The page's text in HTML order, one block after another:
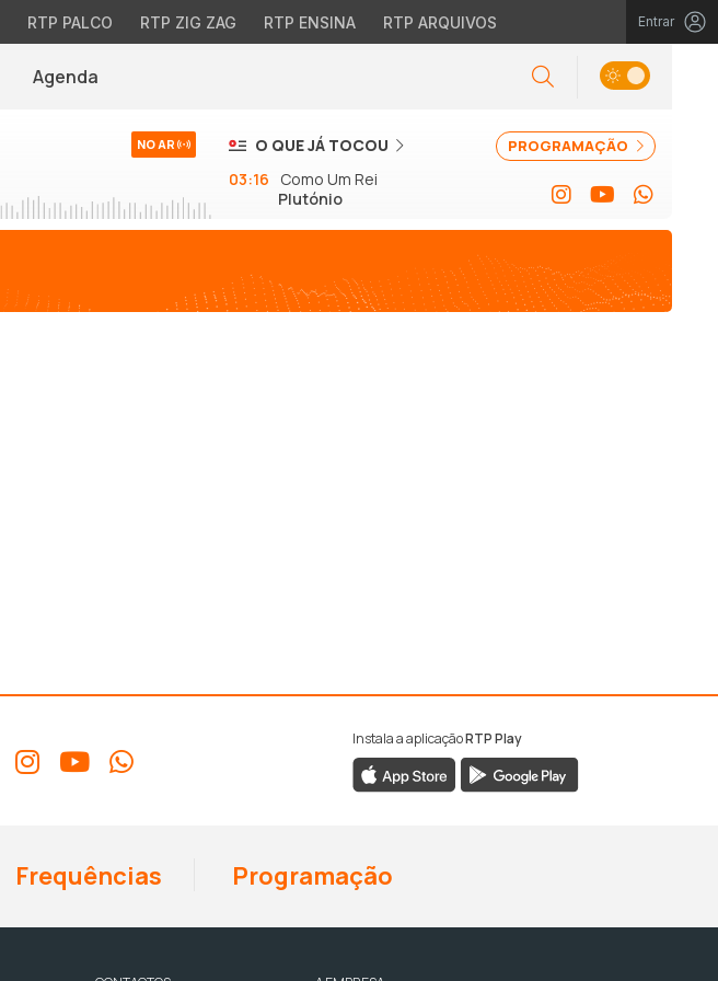
RTP PALCO RTP ZIG ZAG RTP ENSINA RTP ARQUIVOS Entrar
Agenda
NO AR PROGRAMAÇÃO
O QUE JÁ TOCOU
03:16
Como Um Rei
Plutónio
Instala a aplicaçãoRTP Play
Frequências Programação